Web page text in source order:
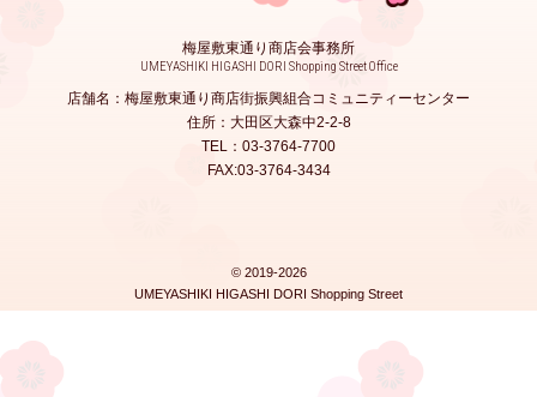
梅屋敷東通り商店会事務所
UMEYASHIKI HIGASHI DORI Shopping Street Office
店舗名：梅屋敷東通り商店街振興組合コミュニティーセンター
住所：大田区大森中2-2-8
TEL：03-3764-7700
FAX:03-3764-3434
© 2019-2026
UMEYASHIKI HIGASHI DORI Shopping Street